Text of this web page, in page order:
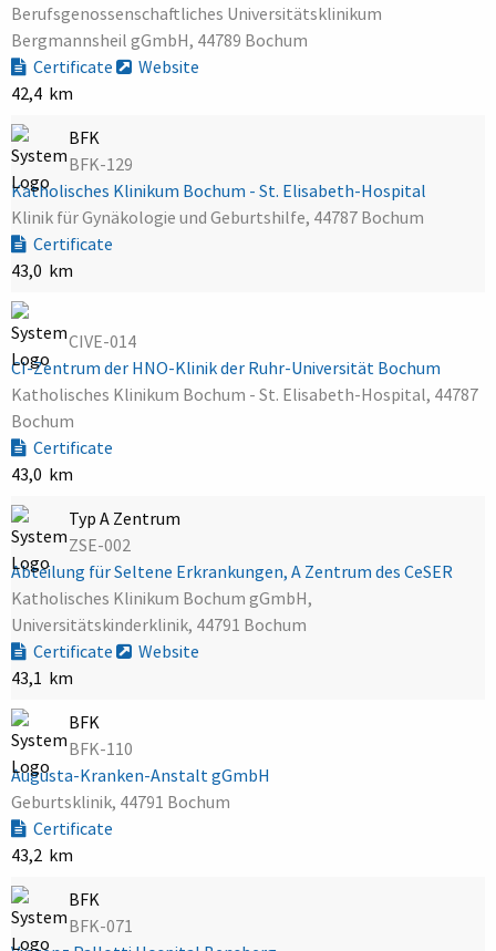
Berufsgenossenschaftliches Universitätsklinikum
Bergmannsheil gGmbH, 44789 Bochum
Certificate
Website
42,4 km
BFK
BFK-129
Katholisches Klinikum Bochum - St. Elisabeth-Hospital
Klinik für Gynäkologie und Geburtshilfe, 44787 Bochum
Certificate
43,0 km
CIVE-014
CI-Zentrum der HNO-Klinik der Ruhr-Universität Bochum
Katholisches Klinikum Bochum - St. Elisabeth-Hospital, 44787
Bochum
Certificate
43,0 km
Typ A Zentrum
ZSE-002
Abteilung für Seltene Erkrankungen, A Zentrum des CeSER
Katholisches Klinikum Bochum gGmbH,
Universitätskinderklinik, 44791 Bochum
Certificate
Website
43,1 km
BFK
BFK-110
Augusta-Kranken-Anstalt gGmbH
Geburtsklinik, 44791 Bochum
Certificate
43,2 km
BFK
BFK-071